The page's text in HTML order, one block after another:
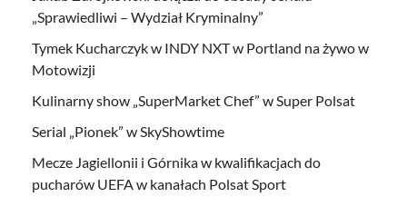
„Sprawiedliwi – Wydział Kryminalny”
Tymek Kucharczyk w INDY NXT w Portland na żywo w
Motowizji
Kulinarny show „SuperMarket Chef” w Super Polsat
Serial „Pionek” w SkyShowtime
Mecze Jagiellonii i Górnika w kwalifikacjach do
pucharów UEFA w kanałach Polsat Sport